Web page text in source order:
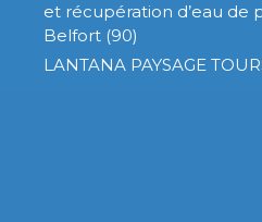
et récupération d’eau de
Belfort (90)
LANTANA PAYSAGE